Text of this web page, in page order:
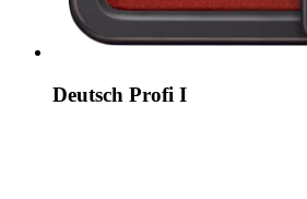
Deutsch Profi I